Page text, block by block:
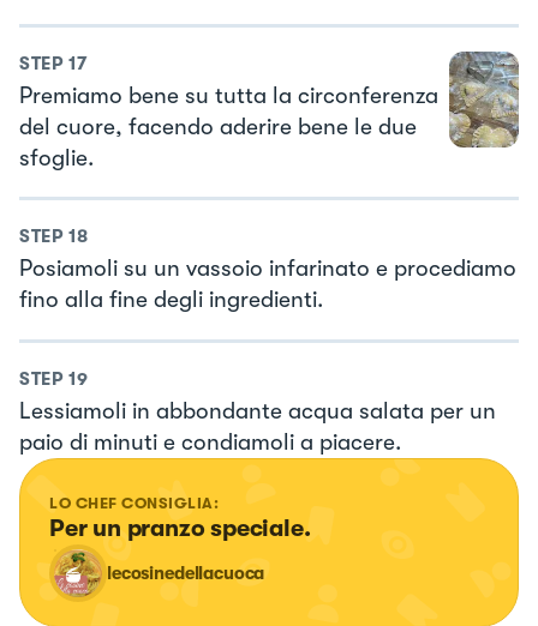
STEP 17
Premiamo bene su tutta la circonferenza
del cuore, facendo aderire bene le due
sfoglie.
STEP 18
Posiamoli su un vassoio infarinato e procediamo
fino alla fine degli ingredienti.
STEP 19
Lessiamoli in abbondante acqua salata per un
paio di minuti e condiamoli a piacere.
LO CHEF CONSIGLIA:
Per un pranzo speciale.
lecosinedellacuoca